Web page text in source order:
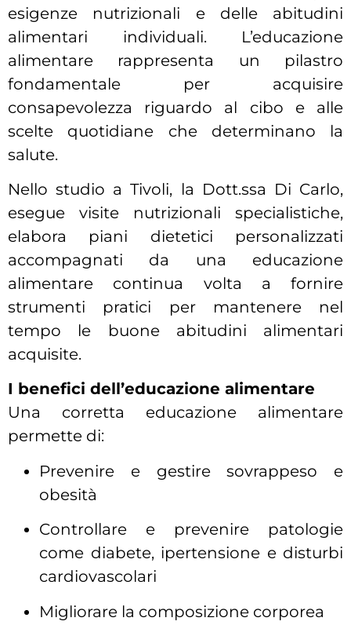
esigenze nutrizionali e delle abitudini
alimentari individuali. L’educazione
alimentare rappresenta un pilastro
fondamentale per acquisire
consapevolezza riguardo al cibo e alle
scelte quotidiane che determinano la
salute.
Nello studio a Tivoli, la Dott.ssa Di Carlo,
esegue visite nutrizionali specialistiche,
elabora piani dietetici personalizzati
accompagnati da una educazione
alimentare continua volta a fornire
strumenti pratici per mantenere nel
tempo le buone abitudini alimentari
acquisite.
I benefici dell’educazione alimentare
Una corretta educazione alimentare
permette di:
Prevenire e gestire sovrappeso e
obesità
Controllare e prevenire patologie
come diabete, ipertensione e disturbi
cardiovascolari
Migliorare la composizione corporea